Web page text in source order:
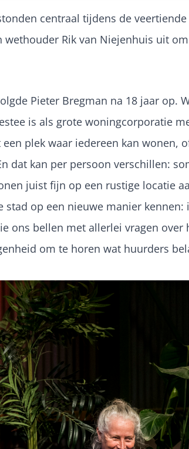
centraal tijdens de
Rik van Niejenhuis uit
Pieter Bregman na 18 jaar op.
is als grote woningcorporatie
plek waar iedereen kan wonen,
dat kan per persoon verschillen:
juist fijn op een rustige locatie
op een nieuwe manier kennen:
ons bellen met allerlei vragen over
om te horen wat huurders